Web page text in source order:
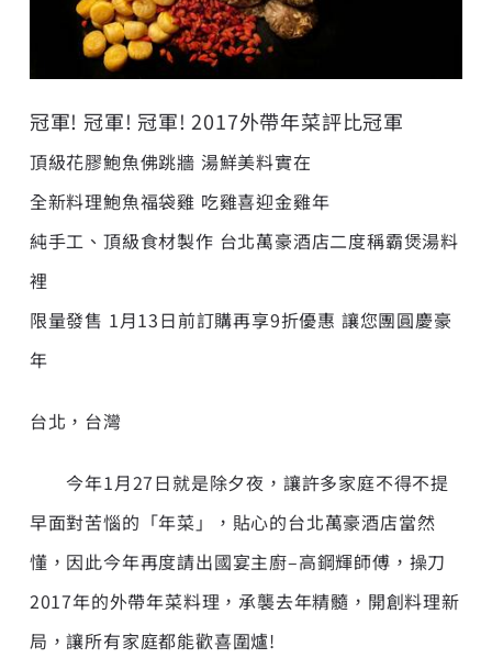
冠軍! 冠軍! 冠軍! 2017外帶年菜評比冠軍
頂級花膠鮑魚佛跳牆 湯鮮美料實在
全新料理鮑魚福袋雞 吃雞喜迎金雞年
純手工、頂級食材製作 台北萬豪酒店二度稱霸煲湯料
裡
限量發售 1月13日前訂購再享9折優惠 讓您團圓慶豪
年
台北，台灣
今年1月27日就是除夕夜，讓許多家庭不得不提
早面對苦惱的「年菜」，貼心的台北萬豪酒店當然
懂，因此今年再度請出國宴主廚–高鋼輝師傅，操刀
2017年的外帶年菜料理，承襲去年精髓，開創料理新
局，讓所有家庭都能歡喜圍爐!